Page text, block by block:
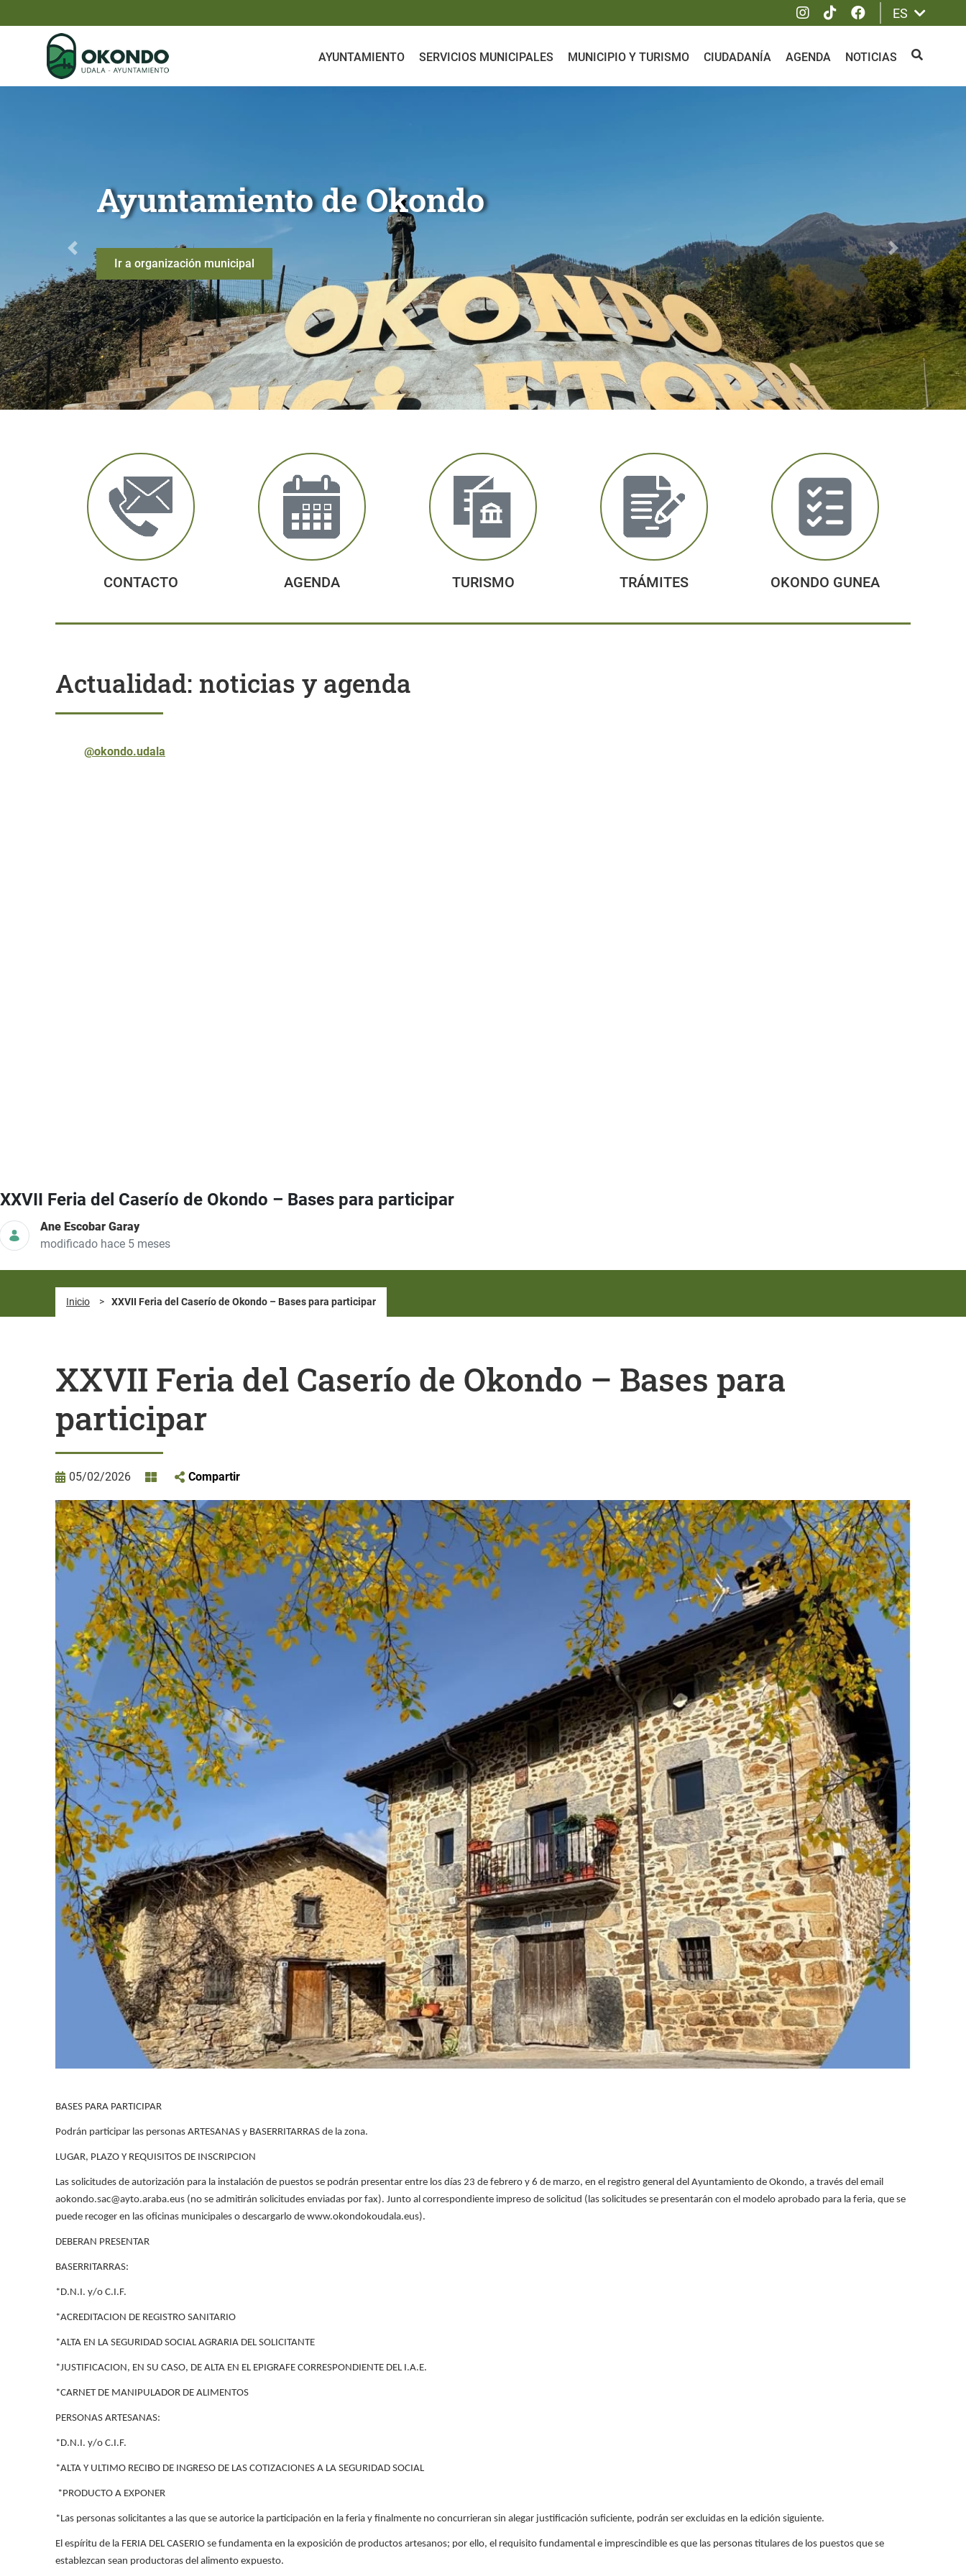
Instagram
Tik TokFacebook
ES
AYUNTAMIENTO SERVICIOS MUNICIPALES MUNICIPIO Y TURISMO CIUDADANÍA AGENDA NOTICIAS BUSCAR
Anterior Siguiente
CONTACTO AGENDA TURISMO TRÁMITES OKONDO GUNEA
Actualidad: noticias y agenda
@okondo.udala
XXVII Feria del Caserío de Okondo – Bases para participar
Ane Escobar Garay
modificado hace 5 meses
Inicio > XXVII Feria del Caserío de Okondo – Bases para participar
XXVII Feria del Caserío de Okondo – Bases para
participar
05/02/2026 Compartir
BASES PARA PARTICIPAR
Podrán participar las personas ARTESANAS y BASERRITARRAS de la zona.
LUGAR, PLAZO Y REQUISITOS DE INSCRIPCION
Las solicitudes de autorización para la instalación de puestos se podrán presentar entre los días 23 de febrero y 6 de marzo, en el registro general del Ayuntamiento de Okondo, a través del email
aokondo.sac@ayto.araba.eus (no se admitirán solicitudes enviadas por fax). Junto al correspondiente impreso de solicitud (las solicitudes se presentarán con el modelo aprobado para la feria, que se
puede recoger en las oficinas municipales o descargarlo de www.okondokoudala.eus).
DEBERAN PRESENTAR
BASERRITARRAS:
*D.N.I. y/o C.I.F.
*ACREDITACION DE REGISTRO SANITARIO
*ALTA EN LA SEGURIDAD SOCIAL AGRARIA DEL SOLICITANTE
*JUSTIFICACION, EN SU CASO, DE ALTA EN EL EPIGRAFE CORRESPONDIENTE DEL I.A.E.
*CARNET DE MANIPULADOR DE ALIMENTOS
PERSONAS ARTESANAS:
*D.N.I. y/o C.I.F.
*ALTA Y ULTIMO RECIBO DE INGRESO DE LAS COTIZACIONES A LA SEGURIDAD SOCIAL
*PRODUCTO A EXPONER
*Las personas solicitantes a las que se autorice la participación en la feria y finalmente no concurrieran sin alegar justificación suficiente, podrán ser excluidas en la edición siguiente.
El espíritu de la FERIA DEL CASERIO se fundamenta en la exposición de productos artesanos; por ello, el requisito fundamental e imprescindible es que las personas titulares de los puestos que se
establezcan sean productoras del alimento expuesto.